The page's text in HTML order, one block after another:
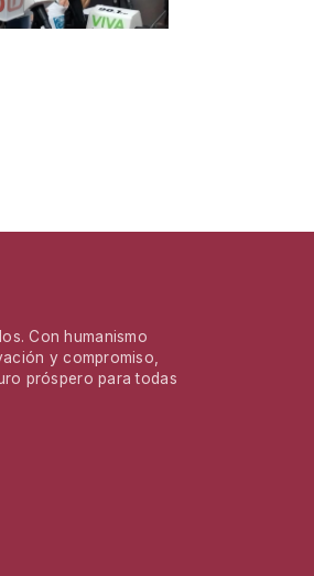
Con humanismo
y compromiso,
próspero para todas